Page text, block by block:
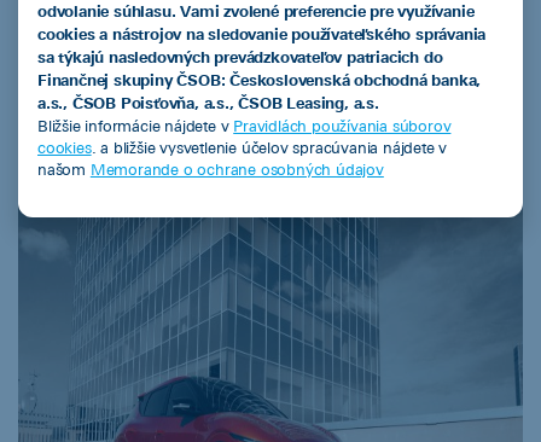
môže byť rozdiel vo výške poistného pre BEV a ostatné
pohony. V niektorých poisťovniach sú sadzby havarijného
poistenia pre BEV rovnaké a v niektorých vyššie ako pre
ostatné druhy pohonov.
odvolanie súhlasu. Vami zvolené preferencie pre využívanie
cookies a nástrojov na sledovanie používateľského správania
sa týkajú nasledovných prevádzkovateľov patriacich do
Finančnej skupiny ČSOB: Československá obchodná banka,
a.s., ČSOB Poisťovňa, a.s., ČSOB Leasing, a.s.
Bližšie informácie nájdete v Pravidlách používania súborov
cookies. a bližšie vysvetlenie účelov spracúvania nájdete v
našom Memorande o ochrane osobných údajov